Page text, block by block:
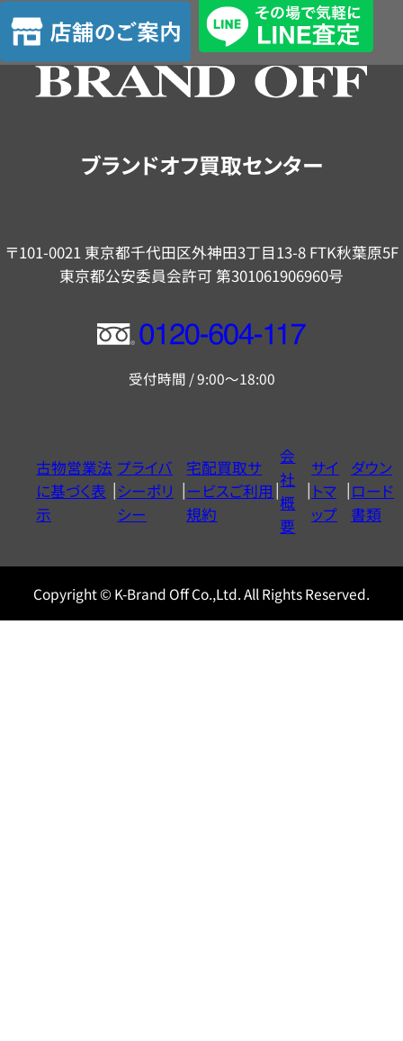
定
店
舗
の
ブランドオフ買取センター
〒101-0021 東京都千代田区外神田3丁目13-8 FTK秋葉原5F
東京都公安委員会許可 第301061906960号
フ
ー
ヤ
ル
0120604117
受付時間 / 9:00～18:00
古物営業法
に基づく表
示
プライバ
シーポリ
シー
宅配買取サ
ービスご利用
規約
会
社
概
要
サイ
トマ
ップ
ダウン
ロード
書類
Copyright © K-Brand Off Co.,Ltd. All Rights Reserved.